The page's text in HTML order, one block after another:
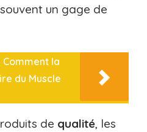
un gage de
Comment la
du Muscle
de qualité, les